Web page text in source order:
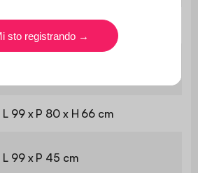
L 99 x P 80 x H 66 cm
L 99 x P 45 cm